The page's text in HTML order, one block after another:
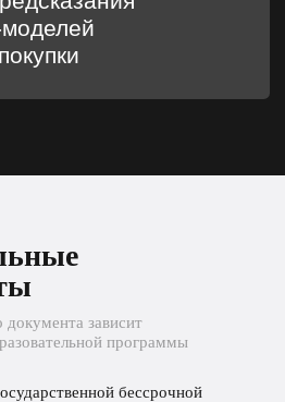
зависит
программы
бессрочной